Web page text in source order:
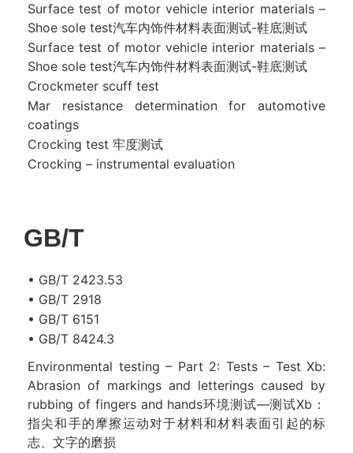
Surface test of motor vehicle interior materials –
Shoe sole test汽车内饰件材料表面测试-鞋底测试
Surface test of motor vehicle interior materials –
Shoe sole test汽车内饰件材料表面测试-鞋底测试
Crockmeter scuff test
Mar resistance determination for automotive
coatings
Crocking test 牢度测试
Crocking – instrumental evaluation
GB/T
• GB/T 2423.53
• GB/T 2918
• GB/T 6151
• GB/T 8424.3
Environmental testing – Part 2: Tests – Test Xb:
Abrasion of markings and letterings caused by
rubbing of fingers and hands环境测试—测试Xb：
指尖和手的摩擦运动对于材料和材料表面引起的标
志、文字的磨损